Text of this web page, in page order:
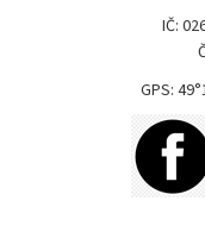
IČ:
GPS: